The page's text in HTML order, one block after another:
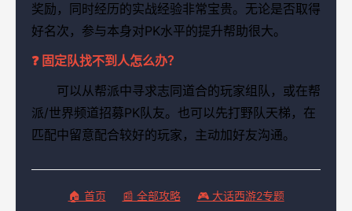
奖励，同时经历的实战经验非常宝贵。无论是否取得
好名次，参与本身对PK水平的提升帮助很大。
❓ 固定队找不到人怎么办？
可以从帮派中寻求志同道合的玩家组队，或在帮
派/世界频道招募PK队友。也可以先打野队天梯，在
匹配中留意配合较好的玩家，主动加好友沟通。
🏠 首页 📰 全部攻略
🎮 大话西游2专题